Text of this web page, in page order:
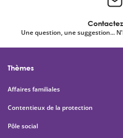
Une question, une suggestion...
Thèmes
Affaires familiales
Contentieux de la protection
Pôle social